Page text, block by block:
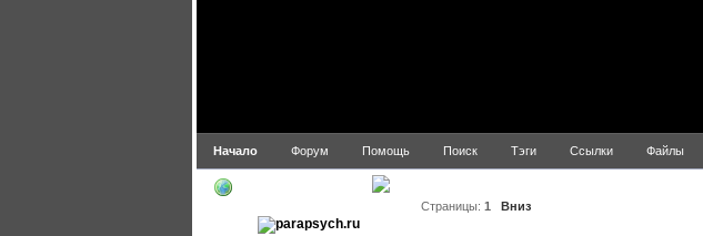
Начало Форум Помощь Поиск Тэги Ссылки Файлы
Страницы:1 Вниз